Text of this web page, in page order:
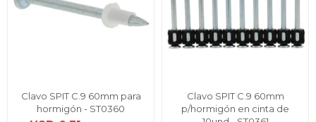
Clavo SPIT C.9 60mm para
hormigón - ST0360
Clavo SPIT C.9 60mm
p/hormigón en cinta de